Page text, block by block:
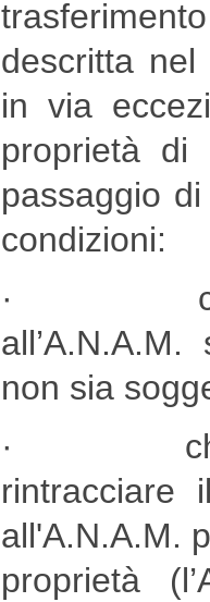
descritta
in via
proprietà
passaggio
condizioni:
· che il
non sia
· che il
rintracciare
all'A.N.A.M.
proprietà